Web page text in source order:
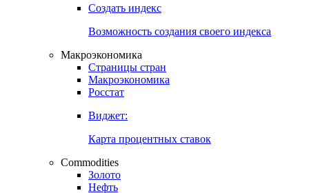
Курсы валют Центральных Банков
Ставки центральных банков
Создать индекс
Возможность создания своего индекса
Страницы стран
Росстат
Виджет:
Карта процентных ставок